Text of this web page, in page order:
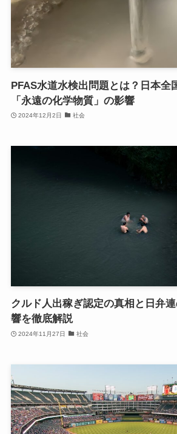
PFAS水道水検出問題とは？日本全
「永遠の化学物質」の影響
2024年12月2日 社会
クルド人出稼ぎ認定の真相と日弁
響を徹底解説
2024年11月27日 社会